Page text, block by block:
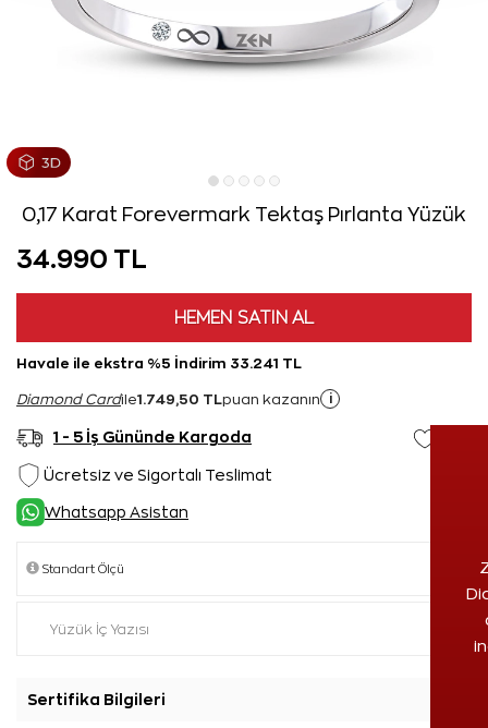
0,17 Karat Forevermark Tektaş Pırlanta Yüzük
34.990 TL
HEMEN SATIN AL
Havale ile ekstra %5 İndirim 33.241 TL
Diamond Cardile1.749,50 TL puan kazanın i
1 - 5 İş Gününde Kargoda
Ücretsiz ve Sigortalı Teslimat
Whatsapp Asistan
Sertifika Bilgileri